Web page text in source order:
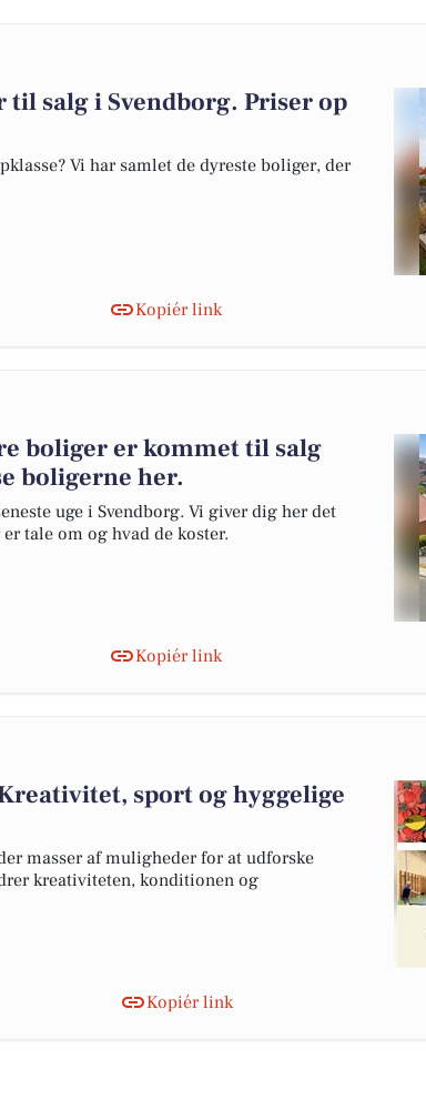
til salg i Svendborg. Priser op
Vi har samlet de dyreste boliger, der
Kopiér link
boliger er kommet til salg
boligerne her.
uge i Svendborg. Vi giver dig her det
tale om og hvad de koster.
Kopiér link
sport og hyggelige
masser af muligheder for at udforske
kreativiteten, konditionen og
Kopiér link